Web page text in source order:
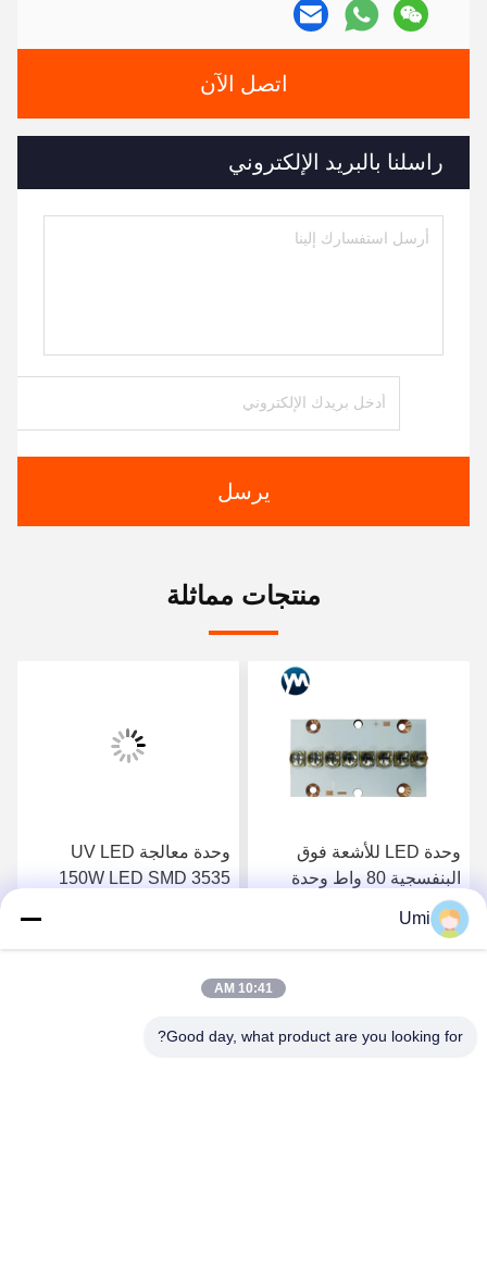
اتصل الآن
راسلنا بالبريد الإلكتروني
يرسل
منتجات مماثلة
وحدة LED للأشعة فوق
البنفسجية 80 واط وحدة
البنفسجية حبر علاج طباعة
صناعات الكوارتز عدسة
احصل على افضل سعر
وحدة معالجة UV LED
150W LED SMD 3535
احصل على افضل سعر
Umi
10:41 AM
Good day, what product are you looking for?